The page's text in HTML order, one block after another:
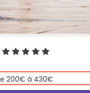
200€ à 430€